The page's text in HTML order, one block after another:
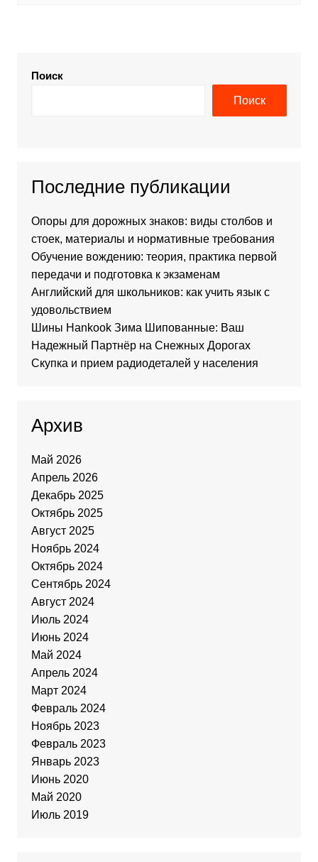
Поиск
Поиск
Последние публикации
Опоры для дорожных знаков: виды столбов и
стоек, материалы и нормативные требования
Обучение вождению: теория, практика первой
передачи и подготовка к экзаменам
Английский для школьников: как учить язык с
удовольствием
Шины Hankook Зима Шипованные: Ваш
Надежный Партнёр на Снежных Дорогах
Скупка и прием радиодеталей у населения
Архив
Май 2026
Апрель 2026
Декабрь 2025
Октябрь 2025
Август 2025
Ноябрь 2024
Октябрь 2024
Сентябрь 2024
Август 2024
Июль 2024
Июнь 2024
Май 2024
Апрель 2024
Март 2024
Февраль 2024
Ноябрь 2023
Февраль 2023
Январь 2023
Июнь 2020
Май 2020
Июль 2019